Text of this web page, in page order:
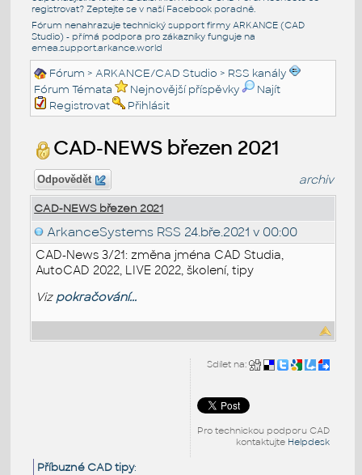
registrovat? Zeptejte se v naší Facebook poradně.
Fórum nenahrazuje technický support firmy ARKANCE (CAD
Studio) - přímá podpora pro zákazníky funguje na
emea.support.arkance.world
Fórum >ARKANCE/CAD Studio > RSS kanály
Fórum Témata
Nejnovější příspěvky
Najít
Registrovat
Přihlásit
CAD-NEWS březen 2021
Odpovědět archiv
CAD-NEWS březen 2021
ArkanceSystems RSS 24.bře.2021 v 00:00
CAD-News 3/21: změna jména CAD Studia,
AutoCAD 2022, LIVE 2022, školení, tipy
Viz pokračování...
Sdílet na:
Pro technickou podporu CAD
kontaktujte Helpdesk
Příbuzné CAD tipy: